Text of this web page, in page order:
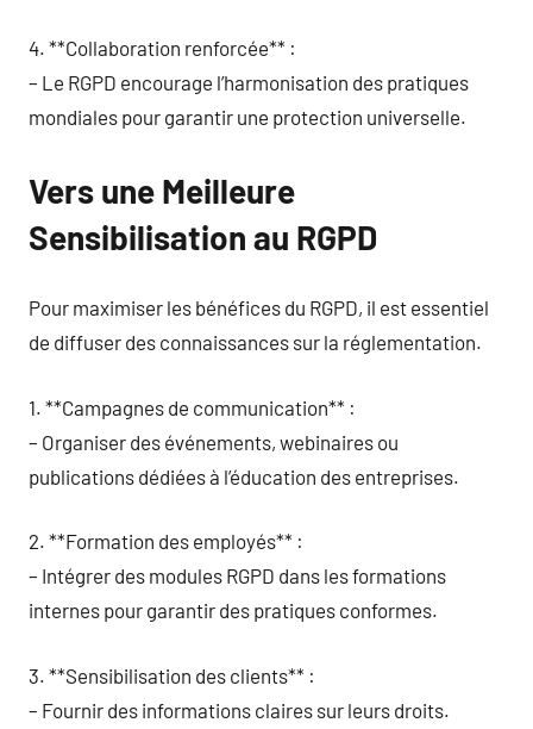
4. **Collaboration renforcée** :
– Le RGPD encourage l’harmonisation des pratiques
mondiales pour garantir une protection universelle.
Vers une Meilleure
Sensibilisation au RGPD
Pour maximiser les bénéfices du RGPD, il est essentiel
de diffuser des connaissances sur la réglementation.
1. **Campagnes de communication** :
– Organiser des événements, webinaires ou
publications dédiées à l’éducation des entreprises.
2. **Formation des employés** :
– Intégrer des modules RGPD dans les formations
internes pour garantir des pratiques conformes.
3. **Sensibilisation des clients** :
– Fournir des informations claires sur leurs droits.